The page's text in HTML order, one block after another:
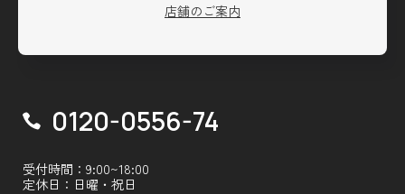
店舗のご案内
0120-0556-74
受付時間：9:00~18:00
定休日：日曜・祝日